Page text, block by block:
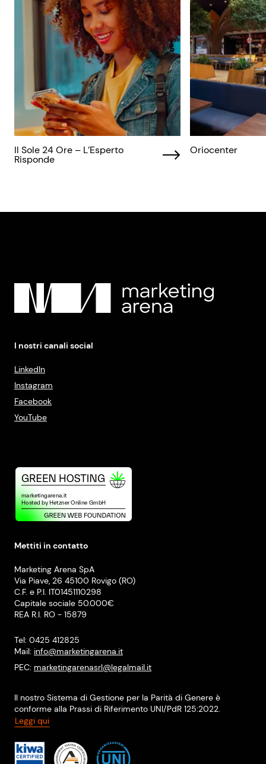
Il Sole 24 Ore – L’Esperto
Risponde
Oriocenter
I nostri canali social
LinkedIn
Instagram
Facebook
YouTube
Mettiti in contatto
Marketing Arena SpA
Via Piave, 26 45100 Rovigo (RO)
C.F. e P.I. IT01451110298
Capitale sociale 50.000€
REA R.I. RO - 15879
Tel: 0425 412825
Mail: info@marketingarena.it
PEC: marketingarenasrl@legalmail.it
Il nostro Sistema di Gestione per la Parità di Genere è
conforme alla Prassi di Riferimento UNI/PdR 125:2022.
Leggi qui